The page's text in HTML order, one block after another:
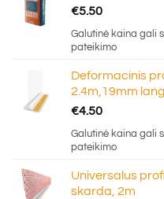
€5.50
Galutinė kaina gali
pateikimo
Deformacinis
2.4m,19mm
€4.50
Galutinė kaina gali
pateikimo
Universalus
skarda, 2m